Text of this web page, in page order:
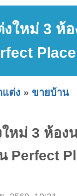
งใหม่ 3
ต่ง » ขายบ้าน
ใหม่ 3 ห้อ
Perfect